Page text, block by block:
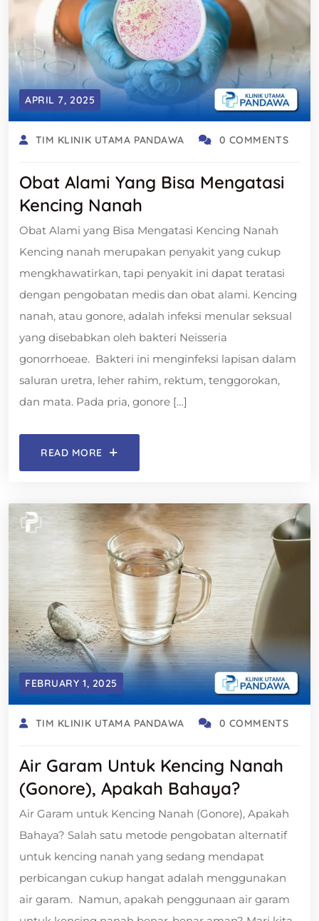
APRIL 7, 2025
TIM KLINIK UTAMA PANDAWA 0 COMMENTS
Obat Alami Yang Bisa Mengatasi
Kencing Nanah
Obat Alami yang Bisa Mengatasi Kencing Nanah
Kencing nanah merupakan penyakit yang cukup
mengkhawatirkan, tapi penyakit ini dapat teratasi
dengan pengobatan medis dan obat alami. Kencing
nanah, atau gonore, adalah infeksi menular seksual
yang disebabkan oleh bakteri Neisseria
gonorrhoeae. Bakteri ini menginfeksi lapisan dalam
saluran uretra, leher rahim, rektum, tenggorokan,
dan mata. Pada pria, gonore […]
READ MORE
FEBRUARY 1, 2025
TIM KLINIK UTAMA PANDAWA 0 COMMENTS
Air Garam Untuk Kencing Nanah
(Gonore), Apakah Bahaya?
Air Garam untuk Kencing Nanah (Gonore), Apakah
Bahaya? Salah satu metode pengobatan alternatif
untuk kencing nanah yang sedang mendapat
perbicangan cukup hangat adalah menggunakan
air garam. Namun, apakah penggunaan air garam